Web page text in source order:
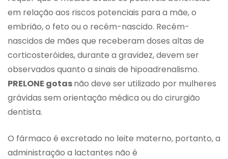
em relação aos riscos potenciais para a mãe, o
embrião, o feto ou o recém-nascido. Recém-
nascidos de mães que receberam doses altas de
corticosteróides, durante a gravidez, devem ser
observados quanto a sinais de hipoadrenalismo.
PRELONE gotasnão deve ser utilizado por mulheres
grávidas sem orientação médica ou do cirurgião
dentista.
O fármaco é excretado no leite materno, portanto, a
administração a lactantes não é